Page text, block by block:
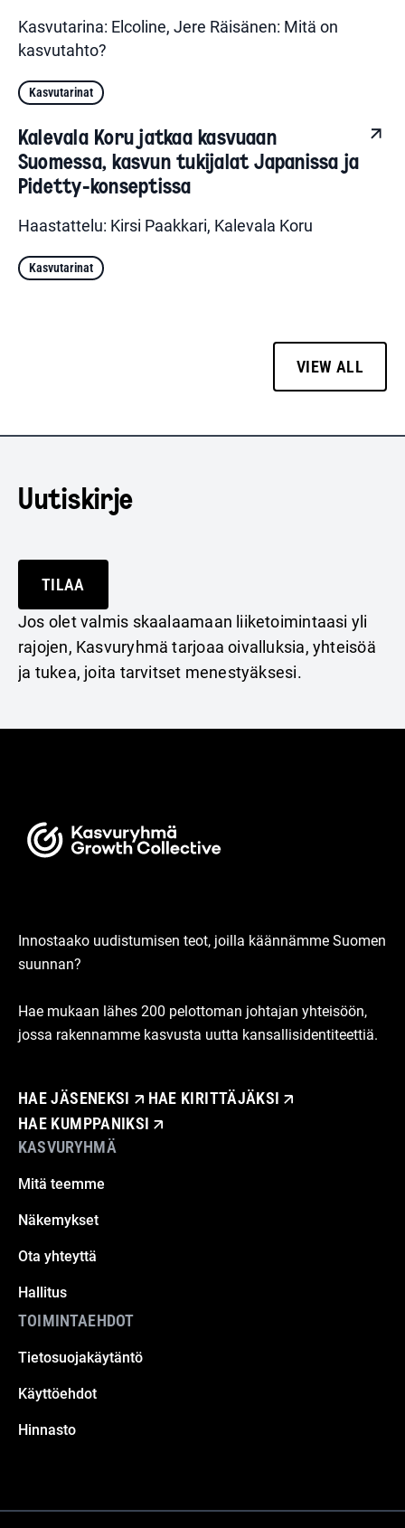
Kasvutarina: Elcoline, Jere Räisänen: Mitä on
kasvutahto?
Kasvutarinat
Kalevala Koru jatkaa kasvuaan
Suomessa, kasvun tukijalat Japanissa ja
Pidetty-konseptissa
Haastattelu: Kirsi Paakkari, Kalevala Koru
Kasvutarinat
VIEW ALL
Uutiskirje
TILAA
Jos olet valmis skaalaamaan liiketoimintaasi yli
rajojen, Kasvuryhmä tarjoaa oivalluksia, yhteisöä
ja tukea, joita tarvitset menestyäksesi.
Innostaako uudistumisen teot, joilla käännämme Suomen
suunnan?
Hae mukaan lähes 200 pelottoman johtajan yhteisöön,
jossa rakennamme kasvusta uutta kansallisidentiteettiä.
HAE JÄSENEKSI
HAE KIRITTÄJÄKSI
HAE KUMPPANIKSI
KASVURYHMÄ
Mitä teemme
Näkemykset
Ota yhteyttä
Hallitus
TOIMINTAEHDOT
Tietosuojakäytäntö
Käyttöehdot
Hinnasto